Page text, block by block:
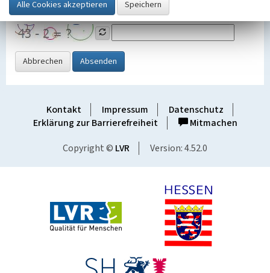
Grafik ein
Abbrechen Absenden
Kontakt Impressum
Datenschutz
Erklärung zur Barrierefreiheit
Mitmachen
Copyright © LVR Version: 4.52.0